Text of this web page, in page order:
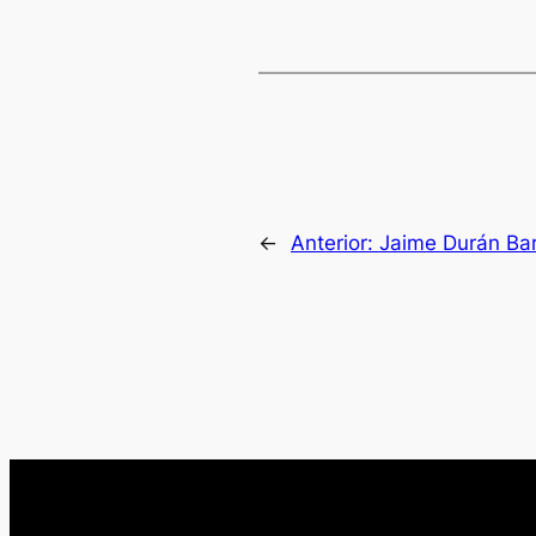
← Anterior: Jaime Durán